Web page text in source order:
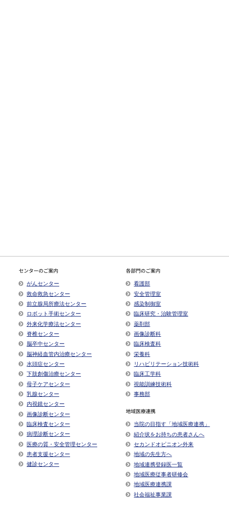
センターのご案内
がんセンター
救命救急センター
前立腺局所療法センター
ロボット手術センター
外来化学療法センター
脊椎センター
脳卒中センター
脳神経血管内治療センター
水頭症センター
下肢創傷治療センター
母子ケアセンター
乳腺センター
内視鏡センター
画像診断センター
臨床検査センター
病理診断センター
医療の質・安全管理センター
患者支援センター
健診センター
各部門のご案内
看護部
安全管理室
感染制御室
臨床研究・治験管理室
薬剤部
画像診断科
臨床検査科
栄養科
リハビリテーション技術科
臨床工学科
視能訓練技術科
事務部
地域医療連携
当院の目指す「地域医療連携」
紹介状をお持ちの患者さんへ
セカンドオピニオン外来
地域の先生方へ
地域連携登録医一覧
地域医療従事者研修会
地域医療連携課
社会福祉事業課